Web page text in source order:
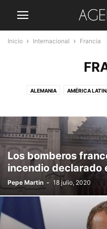
Inicio Internacional Francia
ALEMANIA AMÉRICA
EEUU EUROPA FRANCIA
IRAN /IRAK ISRAEL
REINO UNIDO RUSIA
Los bomberos
incendio declarado
Pepe Martin - 18 julio, 2020